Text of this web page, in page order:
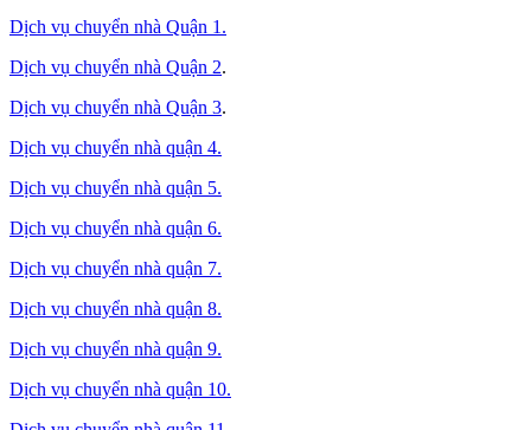
Dịch vụ chuyển nhà Quận 1.
Dịch vụ chuyển nhà Quận 2.
Dịch vụ chuyển nhà Quận 3.
Dịch vụ chuyển nhà quận 4.
Dịch vụ chuyển nhà quận 5.
Dịch vụ chuyển nhà quận 6.
Dịch vụ chuyển nhà quận 7.
Dịch vụ chuyển nhà quận 8.
Dịch vụ chuyển nhà quận 9.
Dịch vụ chuyển nhà quận 10.